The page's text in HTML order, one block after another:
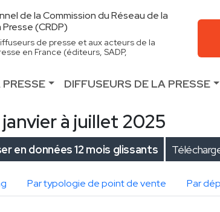
de la Commission du Réseau de la
(CRDP)
de presse et aux acteurs de la
en France (éditeurs, SADP,
DIFFUSEURS DE LA PRESSE
à juillet 2025
en données 12 mois glissants
Par typologie de point de vente Par